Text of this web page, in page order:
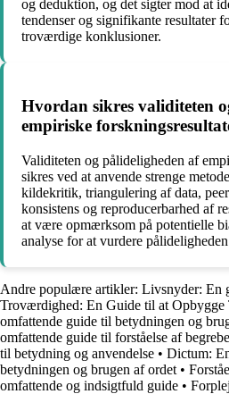
og deduktion, og det sigter mod at
tendenser og signifikante resultater
troværdige konklusioner.
Hvordan sikres validiteten
empiriske
Validiteten og pålideligheden af
sikres ved at anvende strenge
kildekritik, triangulering af data,
konsistens og reproducerbarhed af
at være opmærksom på potentielle
analyse for at vurdere
Andre populære artikler: Livsnyder: En
Troværdighed: En Guide til at
omfattende guide til betydningen og
omfattende guide til forståelse af
til betydning og anvendelse • Dictum:
betydningen og brugen af ordet •
omfattende og indsigtfuld guide •